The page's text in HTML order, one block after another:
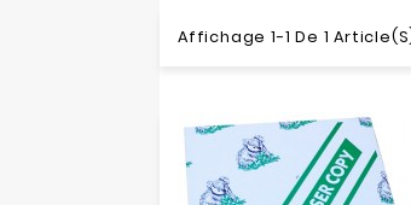
Affichage 1-1 De 1